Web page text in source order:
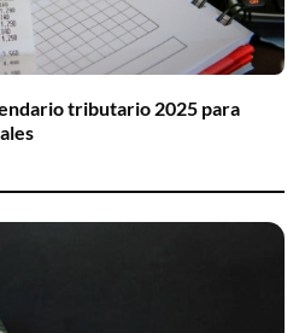
tributario 2025 para